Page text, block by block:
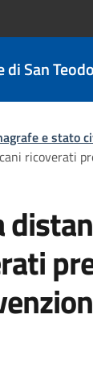
di San
e stato
ricoverati